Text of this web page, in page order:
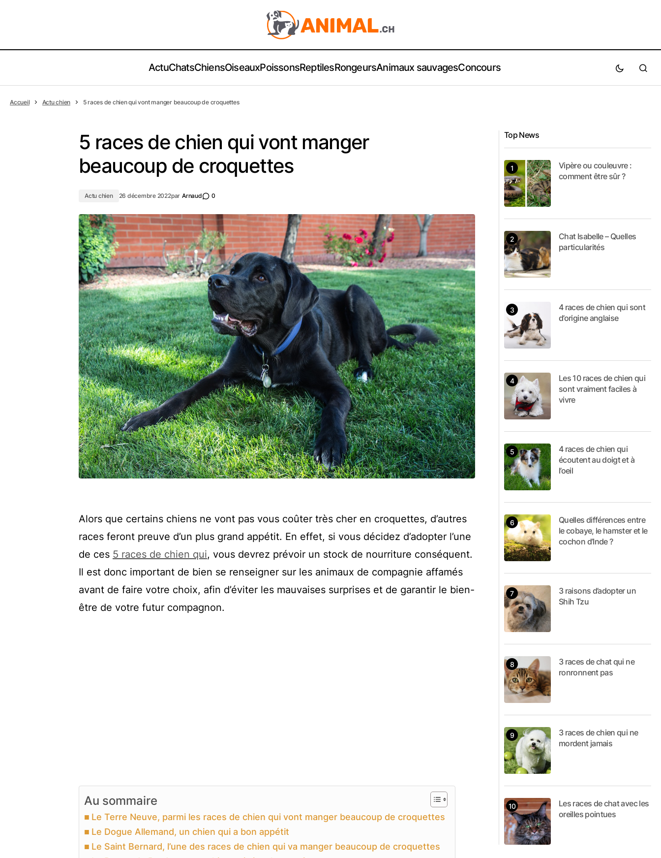
ActuChatsChiensOiseauxPoissonsReptilesRongeursAnimaux sauvagesConcours
Accueil Actu chien 5 races de chien qui vont manger beaucoup de croquettes
5 races de chien qui vont manger
beaucoup de croquettes
Actu chien 26 décembre 2022par Arnaud 0
Alors que certains chiens ne vont pas vous coûter très cher en croquettes, d’autres
races feront preuve d’un plus grand appétit. En effet, si vous décidez d’adopter l’une
de ces 5 races de chien qui, vous devrez prévoir un stock de nourriture conséquent.
Il est donc important de bien se renseigner sur les animaux de compagnie affamés
avant de faire votre choix, afin d’éviter les mauvaises surprises et de garantir le bien-
être de votre futur compagnon.
Au sommaire
Le Terre Neuve, parmi les races de chien qui vont manger beaucoup de croquettes
Le Dogue Allemand, un chien qui a bon appétit
Le Saint Bernard, l’une des races de chien qui va manger beaucoup de croquettes
Top News
Vipère ou couleuvre :
comment être sûr ?
Chat Isabelle – Quelles
particularités
4 races de chien qui sont
d’origine anglaise
Les 10 races de chien qui
sont vraiment faciles à
vivre
4 races de chien qui
écoutent au doigt et à
l’oeil
Quelles différences entre
le cobaye, le hamster et le
cochon d’Inde ?
3 raisons d’adopter un
Shih Tzu
3 races de chat qui ne
ronronnent pas
3 races de chien qui ne
mordent jamais
Les races de chat avec les
oreilles pointues